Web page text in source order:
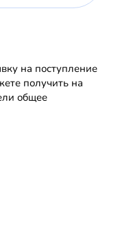
на поступление
получить на
общее